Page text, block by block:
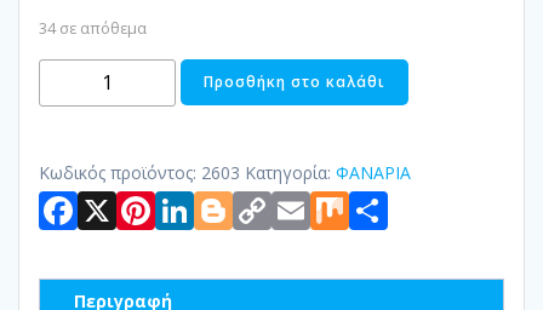
34 σε απόθεμα
ΦΑΝΑΡΙ
ΜΕΤΑΛΛΙΚΟ
Προσθήκη στο καλάθι
Κωδικός προϊόντος: 2603 Κατηγορία: ΦΑΝΑΡΙΑ
Facebook
X Pinterest
LinkedIn
Blogger
Copy
Link
Email
Mix
Περιγραφή